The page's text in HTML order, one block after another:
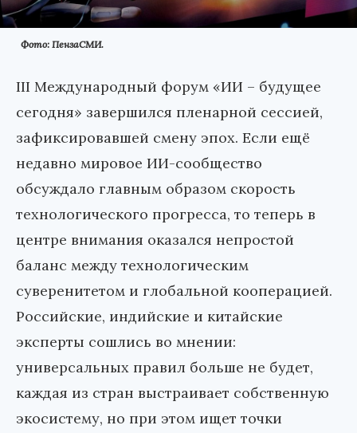
Фото: ПензаСМИ.
III Международный форум «ИИ – будущее
сегодня» завершился пленарной сессией,
зафиксировавшей смену эпох. Если ещё
недавно мировое ИИ-сообщество
обсуждало главным образом скорость
технологического прогресса, то теперь в
центре внимания оказался непростой
баланс между технологическим
суверенитетом и глобальной кооперацией.
Российские, индийские и китайские
эксперты сошлись во мнении:
универсальных правил больше не будет,
каждая из стран выстраивает собственную
экосистему, но при этом ищет точки